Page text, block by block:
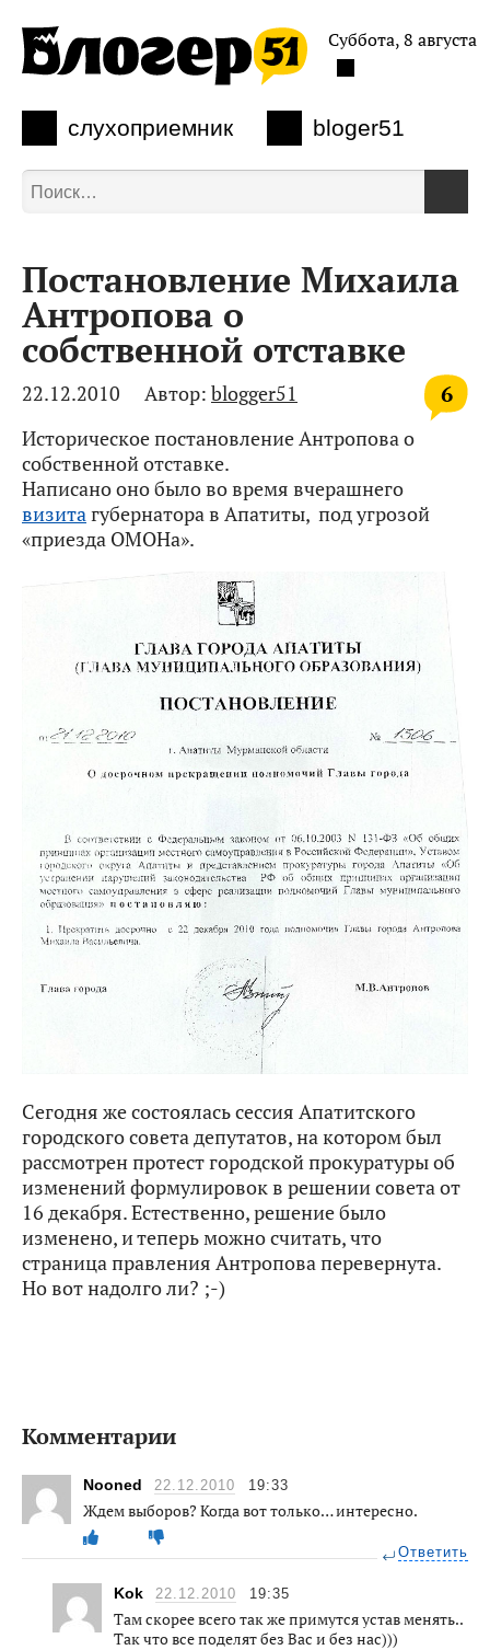
слухоприемник bloger51
Суббота, 8 августа
Постановление Михаила
Антропова о
собственной отставке
6
22.12.2010 Автор: blogger51
Историческое постановление Антропова о
собственной отставке.
Написано оно было во время вчерашнего
визитагубернатора в Апатиты, под угрозой
«приезда ОМОНа».
Сегодня же состоялась сессия Апатитского
городского совета депутатов, на котором был
рассмотрен протест городской прокуратуры об
изменений формулировок в решении совета от
16 декабря. Естественно, решение было
изменено, и теперь можно считать, что
страница правления Антропова перевернута.
Но вот надолго ли? ;-)
Комментарии
Nooned 22.12.2010 19:33
Ждем выборов? Когда вот только… интересно.
Ответить
Kok 22.12.2010 19:35
Там скорее всего так же примутся устав менять..
Так что все поделят без Вас и без нас)))